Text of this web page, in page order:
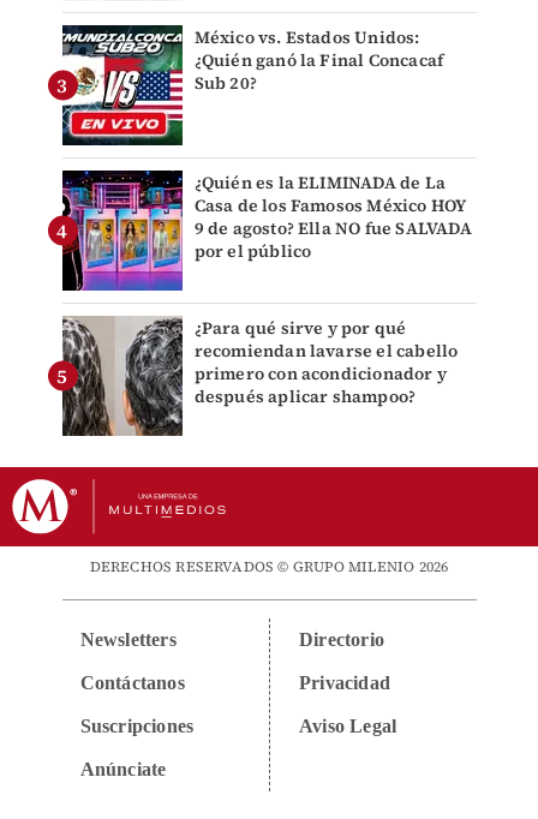
México vs. Estados Unidos:
¿Quién ganó la Final Concacaf
Sub 20?
¿Quién es la ELIMINADA de La
Casa de los Famosos México HOY
9 de agosto? Ella NO fue SALVADA
por el público
¿Para qué sirve y por qué
recomiendan lavarse el cabello
primero con acondicionador y
después aplicar shampoo?
DERECHOS RESERVADOS © GRUPO MILENIO 2026
Newsletters
Contáctanos
Suscripciones
Anúnciate
Directorio
Privacidad
Aviso Legal